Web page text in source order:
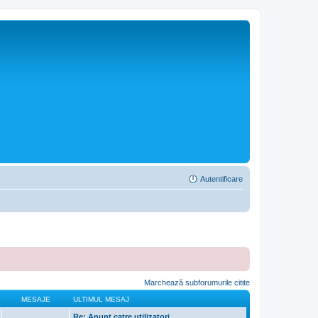
Autentificare
Marchează subforumurile citite
MESAJE ULTIMUL MESAJ